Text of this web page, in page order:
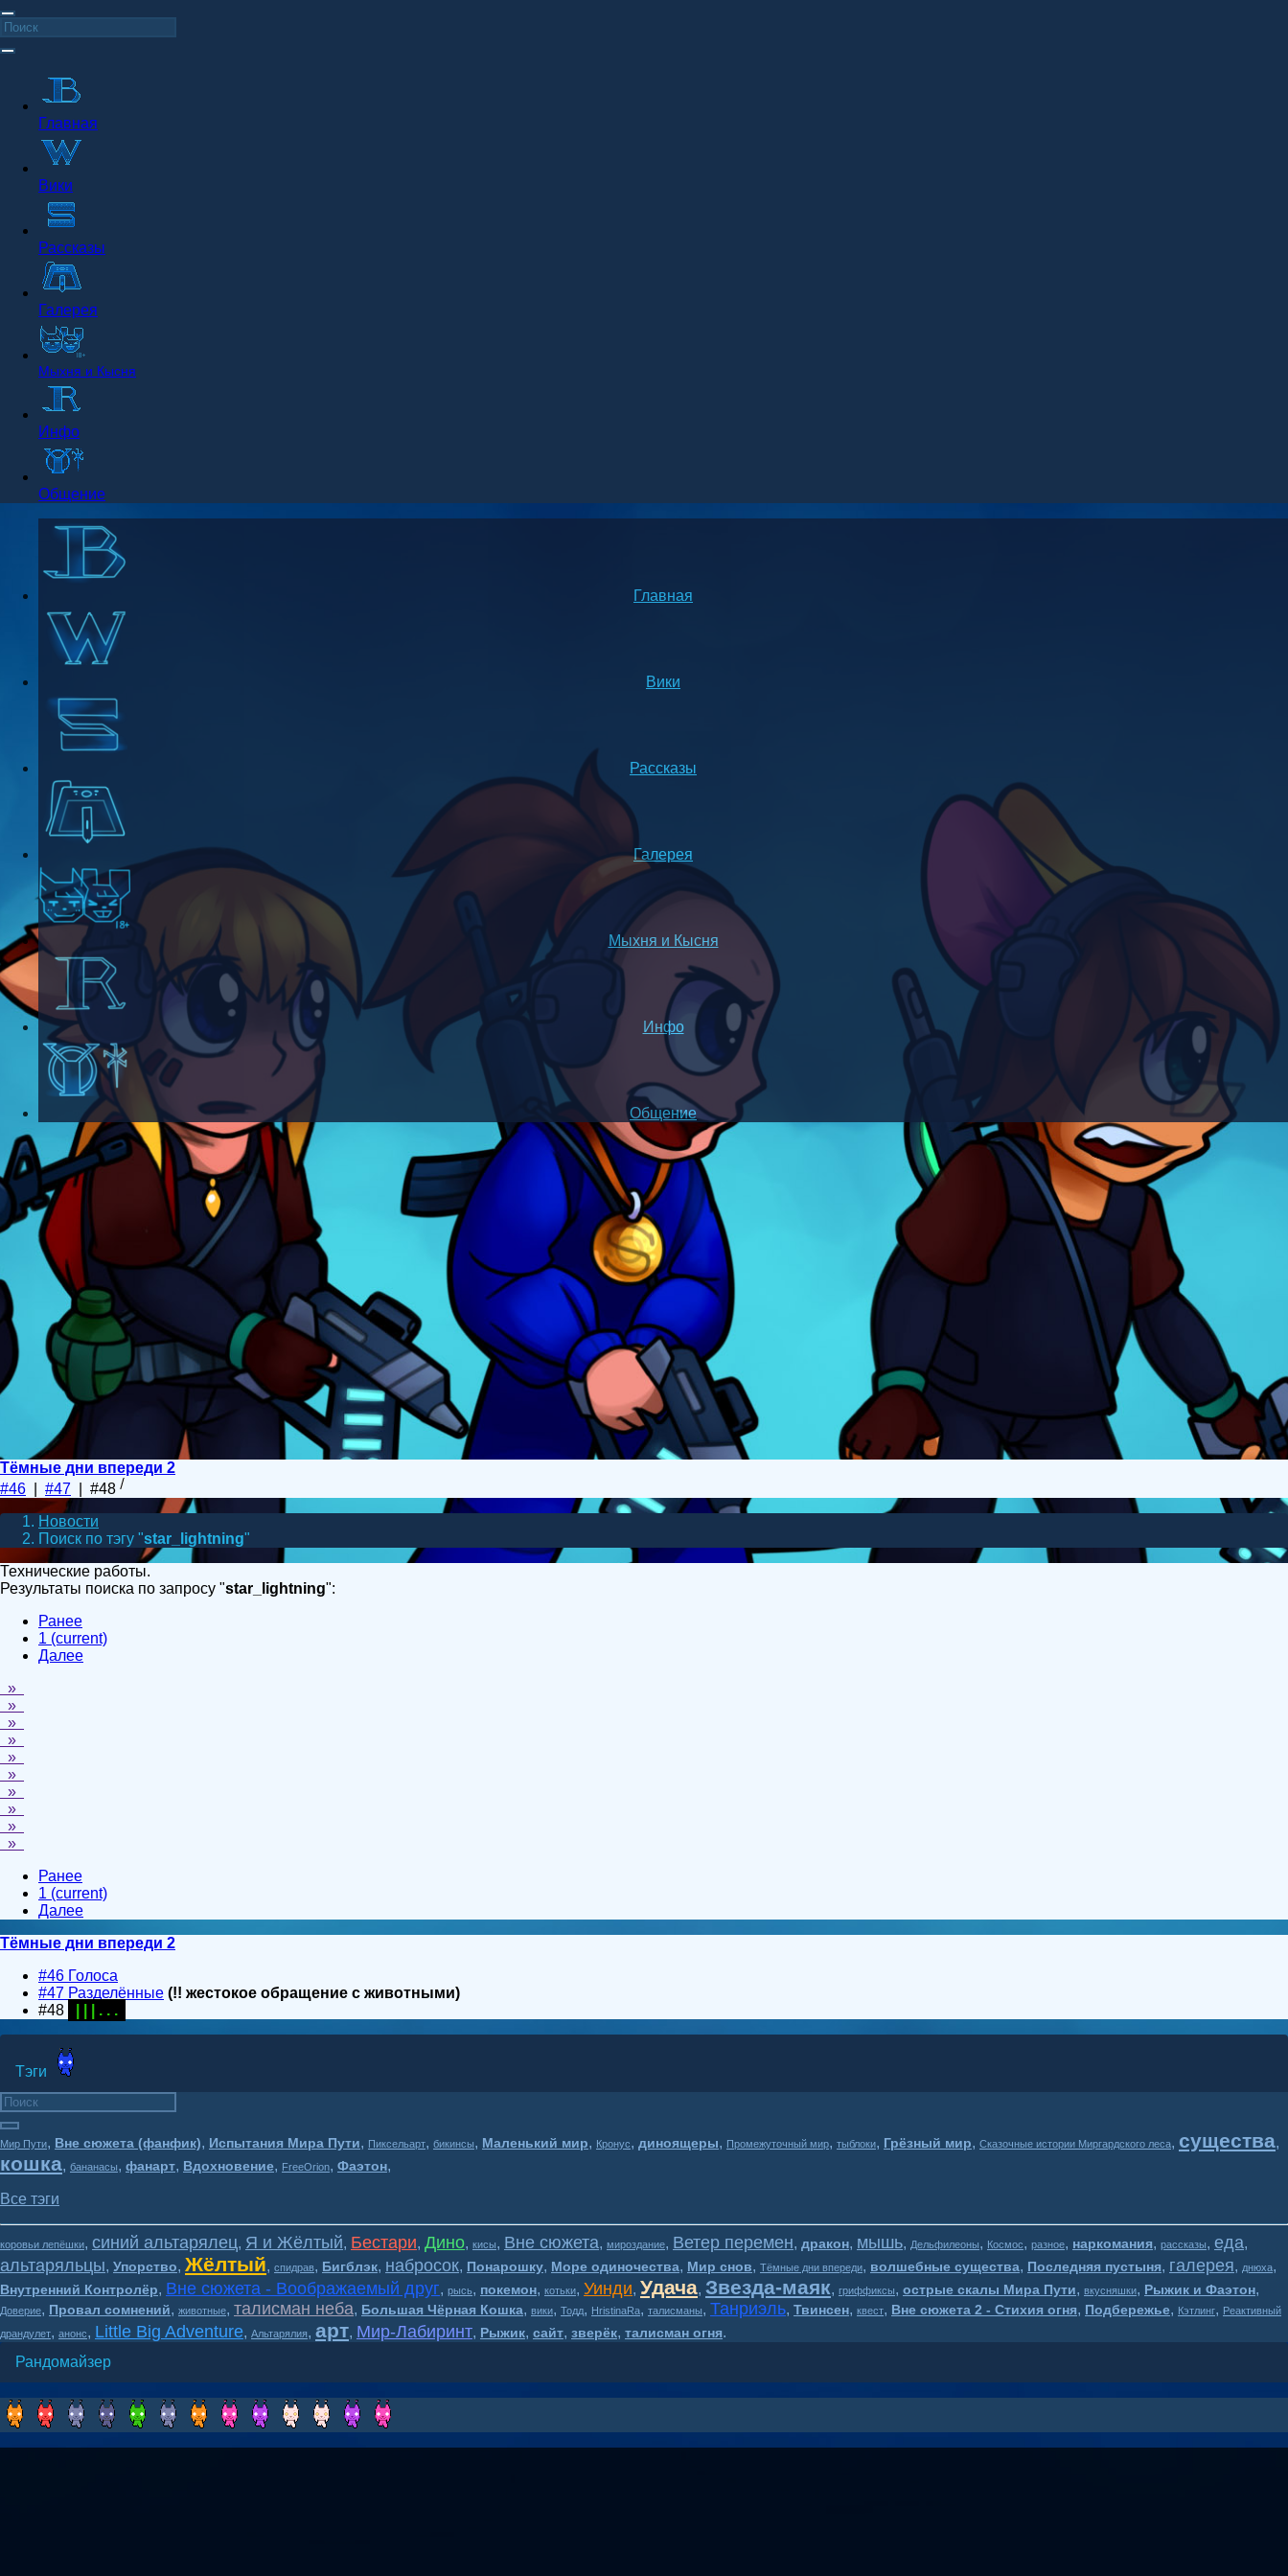
Главная
Вики
Рассказы
Галерея
Мыхня и Кысня
Инфо
Общение
Главная
Вики
Рассказы
Галерея
Мыхня и Кысня
Инфо
Общение
Тёмные дни впереди 2
#46
#47 | #48
Новости
Поиск по тэгу "star_lightning"
Технические работы.
Результаты поиска по запросу "star_lightning":
Ранее
1 (current)
Далее
»
»
»
»
»
»
»
»
»
»
Ранее
1 (current)
Далее
Тёмные дни впереди 2
#46 Голоса
#47 Разделённые (!! жестокое обращение с животными)
#48
| | | . . .
Тэги
Мир Пути, Вне сюжета (фанфик), Испытания Мира Пути, Пиксельарт, бикинсы, Маленький мир, Кронус, диноящеры, Промежуточный мир, тыблоки, Грёзный мир, Сказочные истории Миргардского леса, существа,
кошка, бананасы, фанарт, Вдохновение, FreeOrion, Фаэтон,
Все тэги
коровьи лепёшки, синий альтарялец, Я и Жёлтый, Бестари, Дино, кисы, Вне сюжета, мироздание, Ветер перемен, дракон, мышь, Дельфилеоны, Космос, разное, наркомания, рассказы, еда,
альтаряльцы, Упорство, Жёлтый, спидрав, Бигблэк, набросок, Понарошку, Море одиночества, Мир снов, Тёмные дни впереди, волшебные существа, Последняя пустыня, галерея, днюха,
Внутренний Контролёр, Вне сюжета - Воображаемый друг, рысь, покемон, котьки, Уинди, Удача, Звезда-маяк, гриффиксы, острые скалы Мира Пути, вкусняшки, Рыжик и Фаэтон,
Доверие, Провал сомнений, животные, талисман неба, Большая Чёрная Кошка, вики, Тодд, HristinaRa, талисманы, Танриэль, Твинсен, квест, Вне сюжета 2 - Стихия огня, Подбережье, Кэтлинг, Реактивный
драндулет, анонс, Little Big Adventure, Альтарялия, арт, Мир-Лабиринт, Рыжик, сайт, зверёк, талисман огня.
Рандомайзер